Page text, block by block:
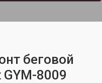
беговой
8009